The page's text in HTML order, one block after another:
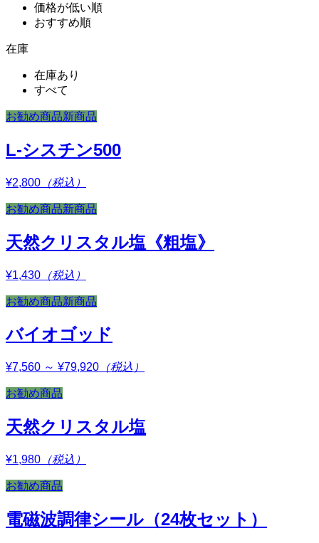
価格が低い順
おすすめ順
在庫
在庫あり
すべて
お勧め商品新商品
L-シスチン500
¥2,800 （税込）
お勧め商品新商品
天然クリスタル塩《粗塩》
¥1,430 （税込）
お勧め商品新商品
バイオゴッド
¥7,560 ～ ¥79,920 （税込）
お勧め商品
天然クリスタル塩
¥1,980 （税込）
お勧め商品
電磁波調律シール（24枚セット）